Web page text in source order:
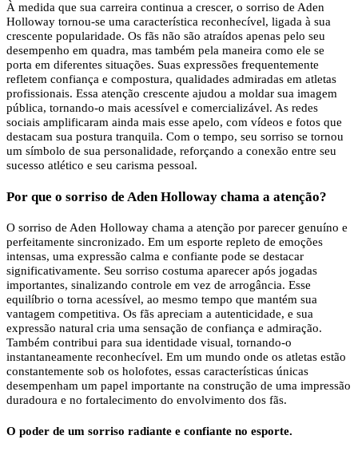
À medida que sua carreira continua a crescer, o sorriso de Aden
Holloway tornou-se uma característica reconhecível, ligada à sua
crescente popularidade. Os fãs não são atraídos apenas pelo seu
desempenho em quadra, mas também pela maneira como ele se
porta em diferentes situações. Suas expressões frequentemente
refletem confiança e compostura, qualidades admiradas em atletas
profissionais. Essa atenção crescente ajudou a moldar sua imagem
pública, tornando-o mais acessível e comercializável. As redes
sociais amplificaram ainda mais esse apelo, com vídeos e fotos que
destacam sua postura tranquila. Com o tempo, seu sorriso se tornou
um símbolo de sua personalidade, reforçando a conexão entre seu
sucesso atlético e seu carisma pessoal.
Por que o sorriso de Aden Holloway chama a atenção?
O sorriso de Aden Holloway chama a atenção por parecer genuíno e
perfeitamente sincronizado. Em um esporte repleto de emoções
intensas, uma expressão calma e confiante pode se destacar
significativamente. Seu sorriso costuma aparecer após jogadas
importantes, sinalizando controle em vez de arrogância. Esse
equilíbrio o torna acessível, ao mesmo tempo que mantém sua
vantagem competitiva. Os fãs apreciam a autenticidade, e sua
expressão natural cria uma sensação de confiança e admiração.
Também contribui para sua identidade visual, tornando-o
instantaneamente reconhecível. Em um mundo onde os atletas estão
constantemente sob os holofotes, essas características únicas
desempenham um papel importante na construção de uma impressão
duradoura e no fortalecimento do envolvimento dos fãs.
O poder de um sorriso radiante e confiante no esporte.